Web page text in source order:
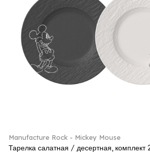
Manufacture Rock - Mickey Mouse
Тарелка салатная / десертная, комплект